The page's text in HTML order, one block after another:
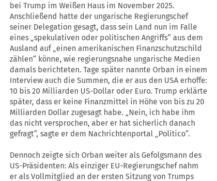
bei Trump im Weißen Haus im November 2025.
Anschließend hatte der ungarische Regierungschef
seiner Delegation gesagt, dass sein Land nun im Falle
eines „spekulativen oder politischen Angriffs“ aus dem
Ausland auf „einen amerikanischen Finanzschutzschild
zählen“ könne, wie regierungsnahe ungarische Medien
damals berichteten. Tage später nannte Orban in einem
Interview auch die Summen, die er aus den USA erhoffe:
10 bis 20 Milliarden US-Dollar oder Euro. Trump erklärte
später, dass er keine Finanzmittel in Höhe von bis zu 20
Milliarden Dollar zugesagt habe. „Nein, ich habe ihm
das nicht versprochen, aber er hat sicherlich danach
gefragt“, sagte er dem Nachrichtenportal „Politico“.
Dennoch zeigte sich Orban weiter als Gefolgsmann des
US-Präsidenten: Als einziger EU-Regierungschef nahm
er als Vollmitglied an der ersten Sitzung von Trumps